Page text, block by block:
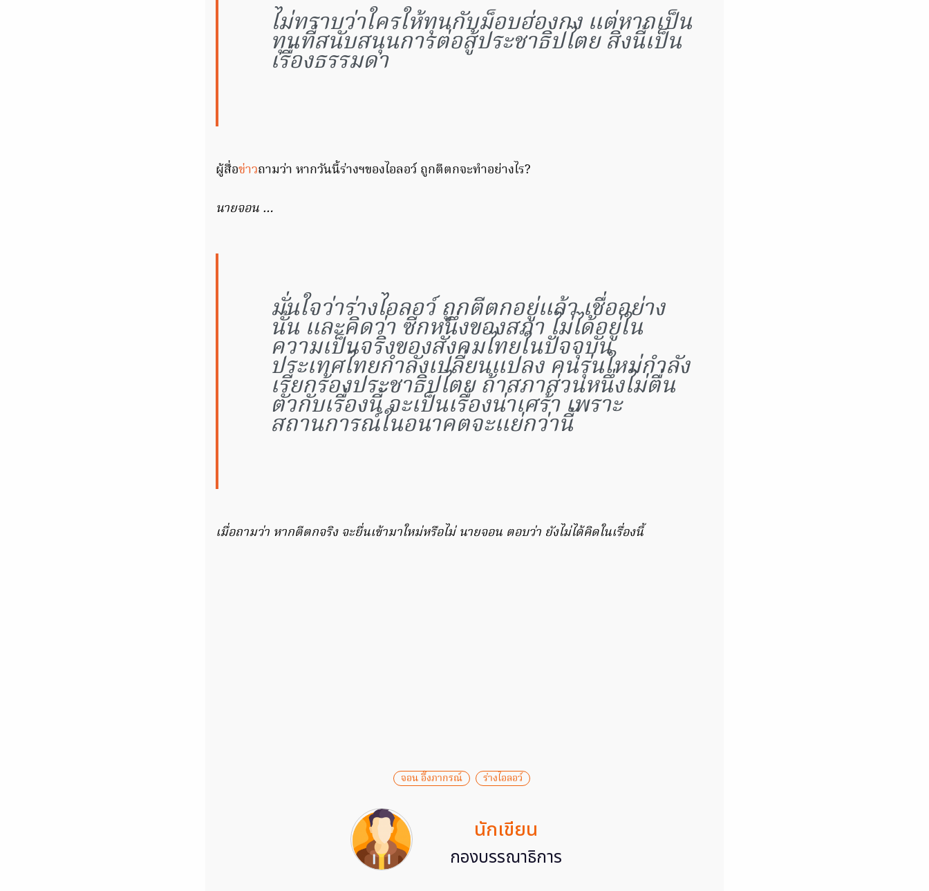
ไม่ทราบว่าใครให้ทุนกับม็อบฮ่องกง แต่หากเป็น
ทุนที่สนับสนุนการต่อสู้ประชาธิปไตย สิ่งนี้เป็น
เรื่องธรรมดา
ผู้สื่อข่าวถามว่า หากวันนี้ร่างฯของไอลอว์ ถูกตีตกจะทำอย่างไร?
นายจอน …
มั่นใจว่าร่างไอลอว์ ถูกตีตกอยู่แล้ว เชื่ออย่าง
นั้น และคิดว่า ซีกหนึ่งของสภา ไม่ได้อยู่ใน
ความเป็นจริงของสังคมไทยในปัจจุบัน
ประเทศไทยกำลังเปลี่ยนแปลง คนรุ่นใหม่กำลัง
เรียกร้องประชาธิปไตย ถ้าสภาส่วนหนึ่งไม่ตื่น
ตัวกับเรื่องนี้ จะเป็นเรื่องน่าเศร้า เพราะ
สถานการณ์ในอนาคตจะแย่กว่านี้
เมื่อถามว่า หากตีตกจริง จะยื่นเข้ามาใหม่หรือไม่ นายจอน ตอบว่า ยังไม่ได้คิดในเรื่องนี้
จอน อึ๊งภากรณ์ ร่างไอลอว์
นักเขียน
กองบรรณาธิการ